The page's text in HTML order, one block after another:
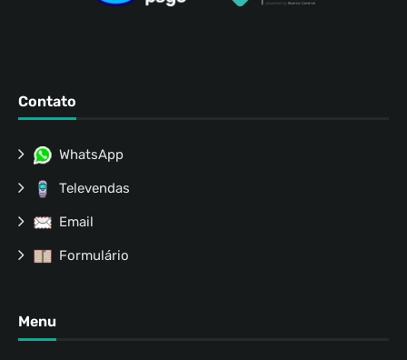
Contato
WhatsApp
Televendas
Email
Formulário
Menu